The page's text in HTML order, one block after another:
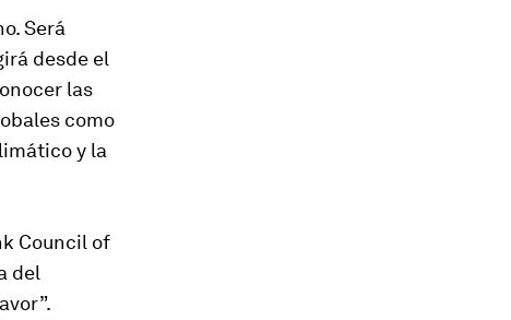
Será
desde el
las
como
y la
Council of
del